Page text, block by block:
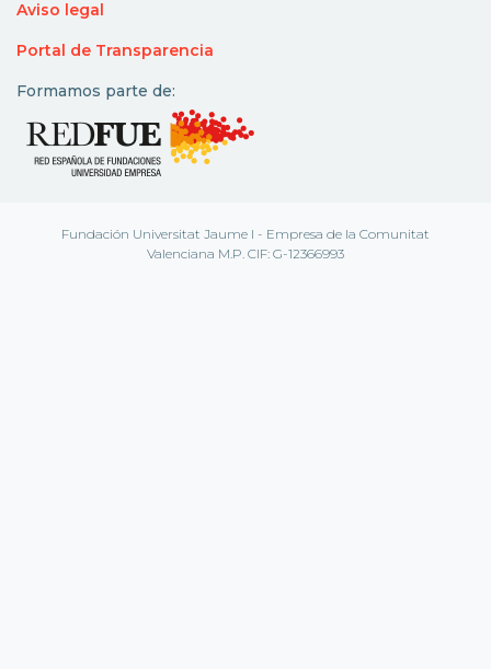
Aviso legal
Portal de Transparencia
Formamos parte de:
Fundación Universitat Jaume I - Empresa de la Comunitat
Valenciana M.P. CIF: G-12366993